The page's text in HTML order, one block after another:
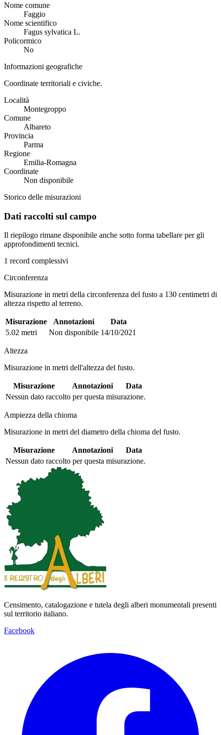
Nome comune
Faggio
Nome scientifico
Fagus sylvatica L.
Policormico
No
Informazioni geografiche
Coordinate territoriali e civiche.
Località
Montegroppo
Comune
Albareto
Provincia
Parma
Regione
Emilia-Romagna
Coordinate
Non disponibile
Storico delle misurazioni
Dati raccolti sul campo
Il riepilogo rimane disponibile anche sotto forma tabellare per gli
approfondimenti tecnici.
1 record complessivi
Circonferenza
Misurazione in metri della circonferenza del fusto a 130 centimetri di
altezza rispetto al terreno.
Misurazione Annotazioni
Data
5.02 metri
Non disponibile 14/10/2021
Altezza
Misurazione in metri dell'altezza del fusto.
Misurazione Annotazioni
Data
Nessun dato raccolto per questa misurazione.
Ampiezza della chioma
Misurazione in metri del diametro della chioma del fusto.
Misurazione Annotazioni
Data
Nessun dato raccolto per questa misurazione.
Censimento, catalogazione e tutela degli alberi monumentali presenti
sul territorio italiano.
Facebook